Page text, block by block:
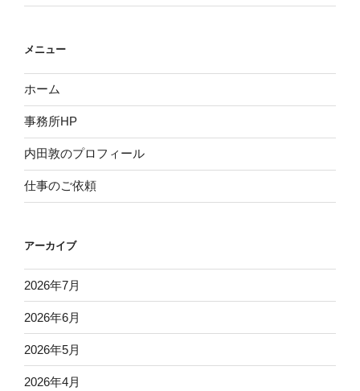
メニュー
ホーム
事務所HP
内田敦のプロフィール
仕事のご依頼
アーカイブ
2026年7月
2026年6月
2026年5月
2026年4月